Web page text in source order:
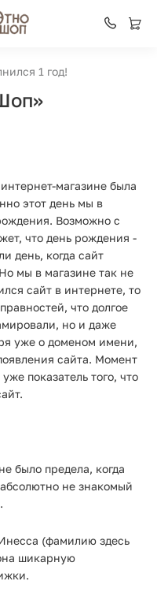
1 год!
магазине была
этот день мы в
Возможно с
что день рождения -
день, когда сайт
мы в магазине так не
сайт в интернете, то
что долгое
но и даже
уже о доменом имени,
сайта. Момент
показатель того, что
было предела, когда
не знакомый
(фамилию здесь
шикарную